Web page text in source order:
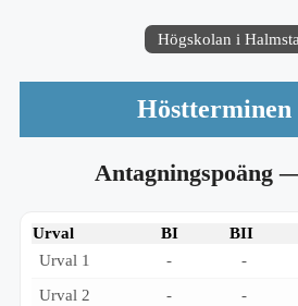
Högskolan i
Höstterminen
Antagningspoäng
Urval BI BII
Urval 1
- -
Urval 2
- -